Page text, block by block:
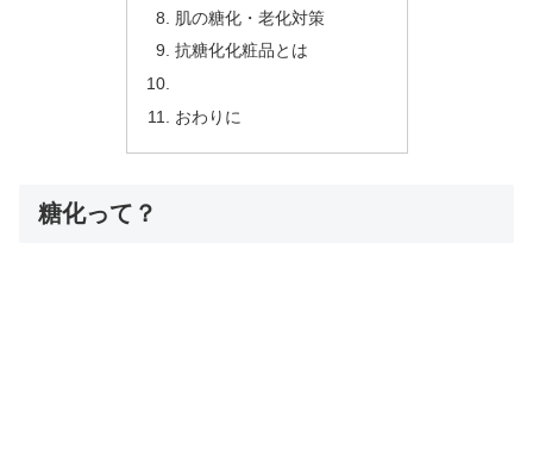
肌の糖化・老化対策
抗糖化化粧品とは
おわりに
糖化って？